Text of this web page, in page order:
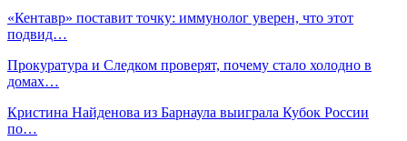
«Кентавр» поставит точку: иммунолог уверен, что этот
подвид…
Прокуратура и Следком проверят, почему стало холодно в
домах…
Кристина Найденова из Барнаула выиграла Кубок России
по…